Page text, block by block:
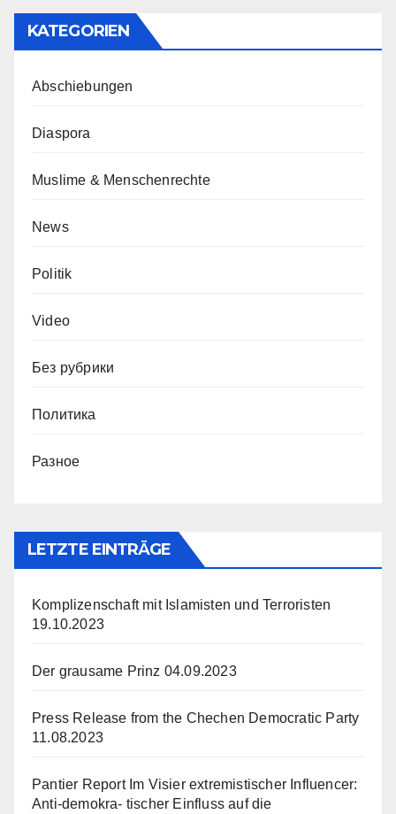
KATEGORIEN
Abschiebungen
Diaspora
Muslime & Menschenrechte
News
Politik
Video
Без рубрики
Политика
Разное
LETZTE EINTRÄGE
Komplizenschaft mit Islamisten und Terroristen
19.10.2023
Der grausame Prinz 04.09.2023
Press Release from the Chechen Democratic Party
11.08.2023
Pantier Report Im Visier extremistischer Influencer:
Anti-demokra- tischer Einfluss auf die